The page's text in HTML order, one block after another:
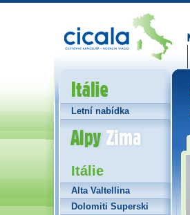
Itálie
Letní nabídka
Alpy Zima
Itálie
Alta Valtellina
Dolomiti Superski